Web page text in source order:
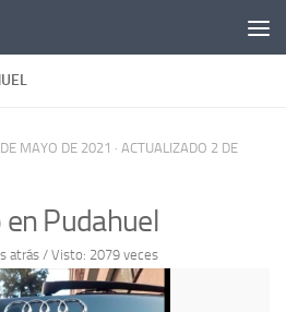
MAYO DE 2021 · ACTUALIZADO 2 DE
Pudahuel
atrás / Visto: 2079 veces